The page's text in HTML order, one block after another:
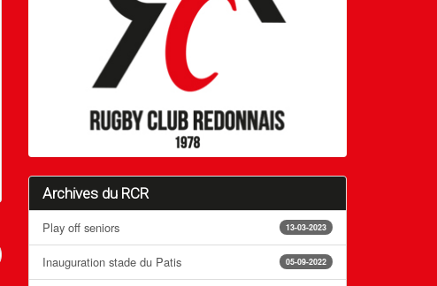
Archives du RCR
13-03-2023
Play off seniors
05-09-2022
Inauguration stade du Patis